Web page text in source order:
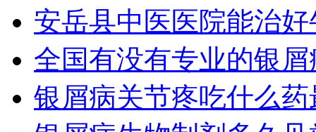
安岳县中医医院能治
全国有没有专业的银
银屑病关节疼吃什么